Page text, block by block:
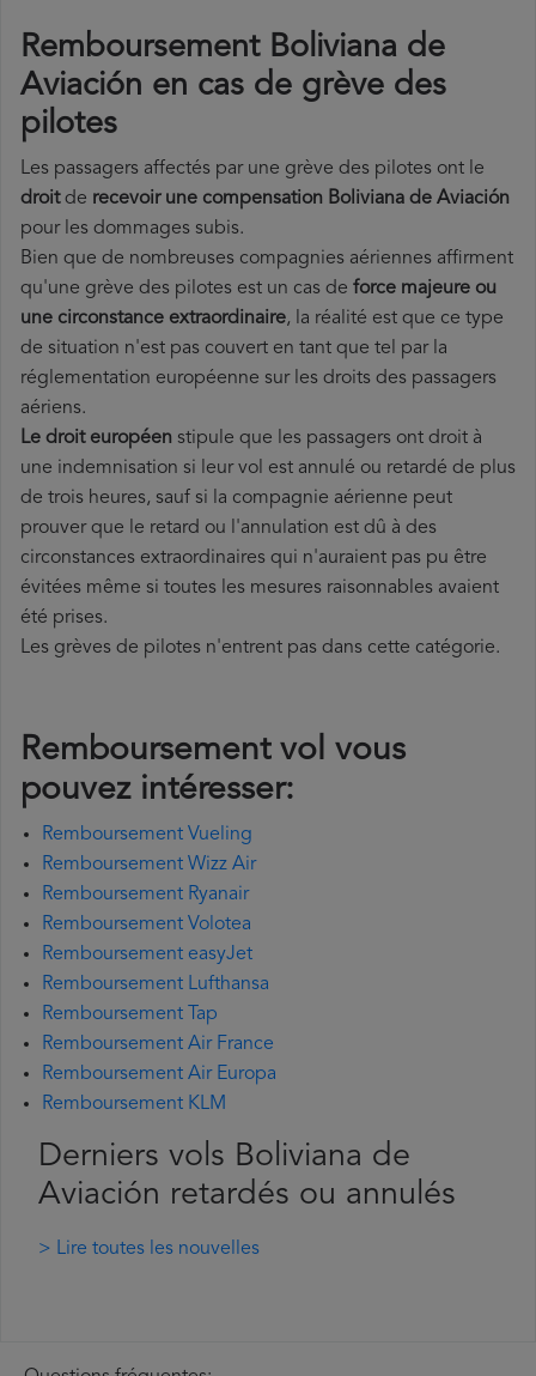
Remboursement Boliviana de
Aviación en cas de grève des
pilotes
Les passagers affectés par une grève des pilotes ont le
droitde recevoir une compensation Boliviana de Aviación
pour les dommages subis.
Bien que de nombreuses compagnies aériennes affirment
qu'une grève des pilotes est un cas de force majeure ou
une circonstance extraordinaire, la réalité est que ce type
de situation n'est pas couvert en tant que tel par la
réglementation européenne sur les droits des passagers
aériens.
Le droit européen stipule que les passagers ont droit à
une indemnisation si leur vol est annulé ou retardé de plus
de trois heures, sauf si la compagnie aérienne peut
prouver que le retard ou l'annulation est dû à des
circonstances extraordinaires qui n'auraient pas pu être
évitées même si toutes les mesures raisonnables avaient
été prises.
Les grèves de pilotes n'entrent pas dans cette catégorie.
Remboursement vol vous
pouvez intéresser:
Remboursement Vueling
Remboursement Wizz Air
Remboursement Ryanair
Remboursement Volotea
Remboursement easyJet
Remboursement Lufthansa
Remboursement Tap
Remboursement Air France
Remboursement Air Europa
Remboursement KLM
Derniers vols Boliviana de
Aviación retardés ou annulés
> Lire toutes les nouvelles